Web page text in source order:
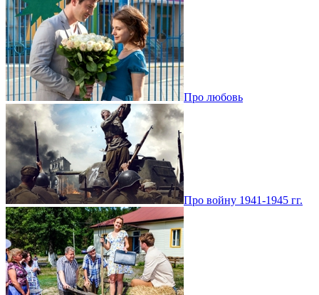
Про любовь
Про войну 1941-1945 гг.